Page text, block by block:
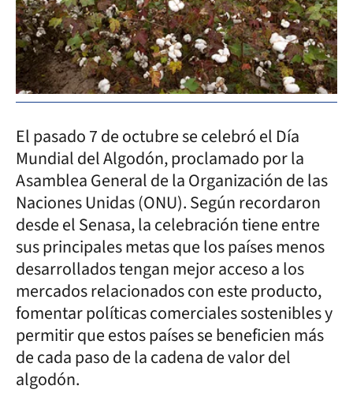
El pasado 7 de octubre se celebró el Día
Mundial del Algodón, proclamado por la
Asamblea General de la Organización de las
Naciones Unidas (ONU). Según recordaron
desde el Senasa, la celebración tiene entre
sus principales metas que los países menos
desarrollados tengan mejor acceso a los
mercados relacionados con este producto,
fomentar políticas comerciales sostenibles y
permitir que estos países se beneficien más
de cada paso de la cadena de valor del
algodón.